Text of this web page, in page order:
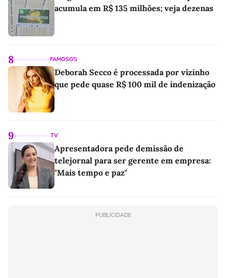
acumula em R$ 135 milhões; veja dezenas
8 FAMOSOS
Deborah Secco é processada por vizinho
que pede quase R$ 100 mil de indenização
9 TV
Apresentadora pede demissão de
telejornal para ser gerente em empresa:
"Mais tempo e paz"
PUBLICIDADE